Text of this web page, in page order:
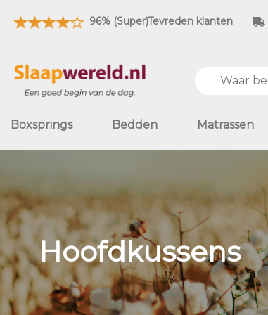
96% (Super)Tevreden klanten
Boxsprings Bedden Matrassen
Hoofdkussens